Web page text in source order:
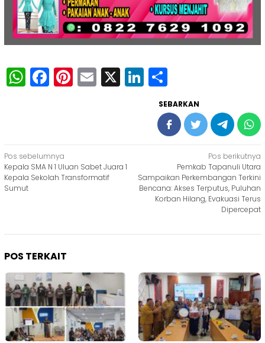
WhatsApp
Facebook
Pinterest
Email
X LinkedIn
SEBARKAN
Navigasi
pos
Pos sebelumnya
Kepala SMA N 1 Uluan Sabet Juara 1
Kepala Sekolah Transformatif
Sumut
Pos berikutnya
Pemkab Tapanuli Utara
Sampaikan Perkembangan Terkini
Bencana: Akses Terputus, Puluhan
Korban Hilang, Evakuasi Terus
Dipercepat
POS TERKAIT